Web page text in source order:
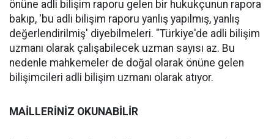
önüne adli bilişim raporu gelen bir hukukçunun rapora
bakıp, 'bu adli bilişim raporu yanlış yapılmış, yanlış
değerlendirilmiş' diyebilmeleri. "Türkiye'de adli bilişim
uzmanı olarak çalışabilecek uzman sayısı az. Bu
nedenle mahkemeler de doğal olarak önüne gelen
bilişimcileri adli bilişim uzmanı olarak atıyor.
MAİLLERİNİZ OKUNABİLİR